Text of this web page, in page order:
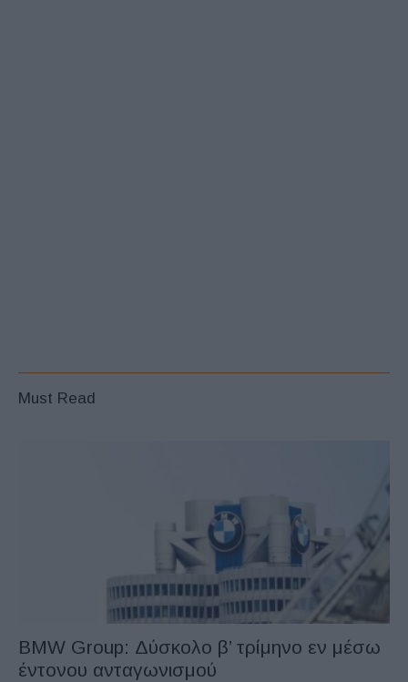
Must Read
BMW Group: Δύσκολο β’ τρίμηνο εν μέσω
έντονου ανταγωνισμού